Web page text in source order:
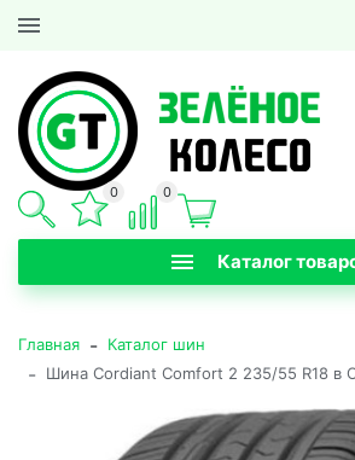
Каталог
0 0
Главная - Каталог шин
- Шина Cordiant Comfort 2 235/55 R18 в